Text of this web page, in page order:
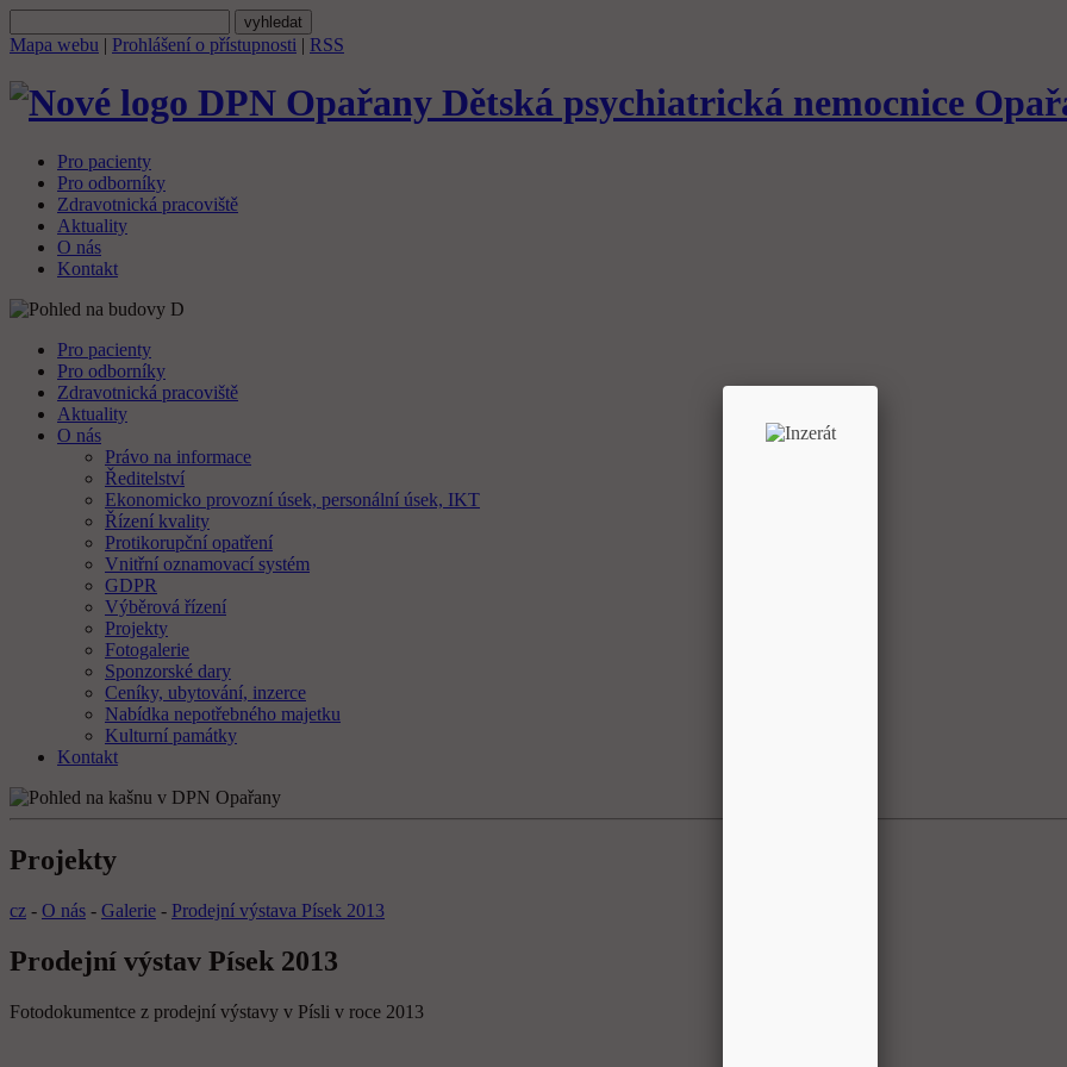
Mapa webu | Prohlášení o přístupnosti | RSS
Dětská psychiatrická nemocnice
Pro pacienty
Pro odborníky
Zdravotnická pracoviště
Aktuality
O nás
Kontakt
Pro pacienty
Pro odborníky
Zdravotnická pracoviště
Aktuality
O nás
Právo na informace
Ředitelství
Ekonomicko provozní úsek, personální úsek, IKT
Řízení kvality
Protikorupční opatření
Vnitřní oznamovací systém
GDPR
Výběrová řízení
Projekty
Fotogalerie
Sponzorské dary
Ceníky, ubytování, inzerce
Nabídka nepotřebného majetku
Kulturní památky
Kontakt
Projekty
cz - O nás - Galerie - Prodejní výstava Písek 2013
Prodejní výstav Písek 2013
Fotodokumentce z prodejní výstavy v Písli v roce 2013